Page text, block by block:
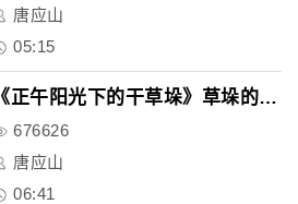
唐应山
05:15
《正午阳光下的干草垛》草垛的深..
676626
唐应山
06:41